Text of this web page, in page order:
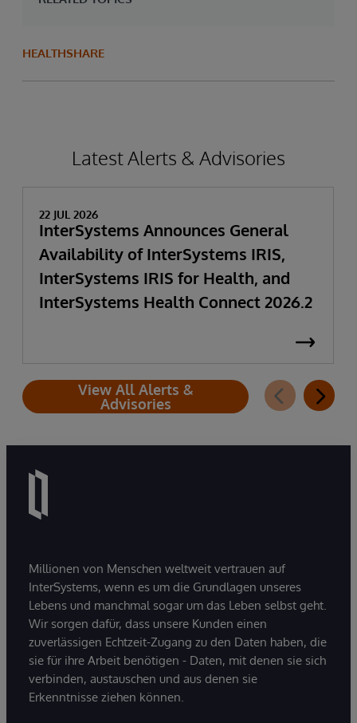
HEALTHSHARE
Latest Alerts & Advisories
22 JUL 2026
InterSystems Announces General
Availability of InterSystems IRIS,
InterSystems IRIS for Health, and
InterSystems Health Connect 2026.2
View All Alerts &
Advisories
Millionen von Menschen weltweit vertrauen auf
InterSystems, wenn es um die Grundlagen unseres
Lebens und manchmal sogar um das Leben selbst geht.
Wir sorgen dafür, dass unsere Kunden einen
zuverlässigen Echtzeit-Zugang zu den Daten haben, die
sie für ihre Arbeit benötigen - Daten, mit denen sie sich
verbinden, austauschen und aus denen sie
Erkenntnisse ziehen können.